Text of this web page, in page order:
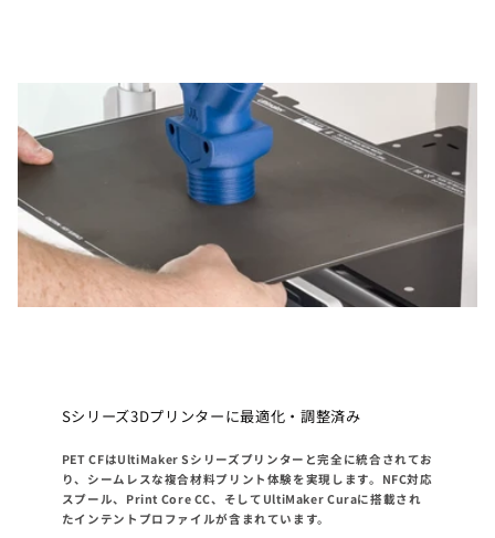
Sシリーズ3Dプリンターに最適化・調整済み
PET CFはUltiMaker Sシリーズプリンターと完全に統合されてお
り、シームレスな複合材料プリント体験を実現します。NFC対応
スプール、Print Core CC、そしてUltiMaker Curaに搭載され
たインテントプロファイルが含まれています。